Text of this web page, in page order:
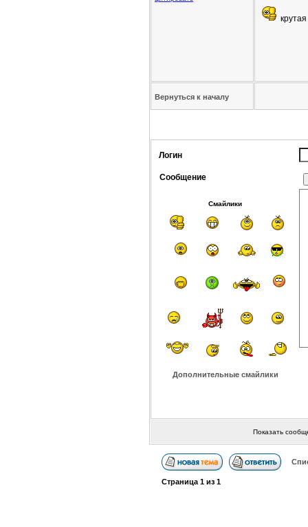
Вернуться к началу
Логин
Сообщение
Смайлики
Дополнительные смайлики
Показать
Страница 1из 1